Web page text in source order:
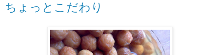
ちょっとこだわり